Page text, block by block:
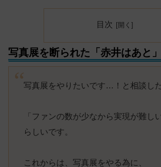
目次
写真展を断られた「赤井はあと」
写真展をやりたいです…！と相談した
「ファンの数が少なから実現が難し
らしいです。
これからは、写真展をやる為に、